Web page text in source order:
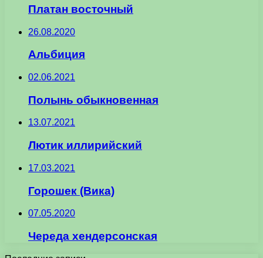
Платан восточный
26.08.2020
Альбиция
02.06.2021
Полынь обыкновенная
13.07.2021
Лютик иллирийский
17.03.2021
Горошек (Вика)
07.05.2020
Череда хендерсонская